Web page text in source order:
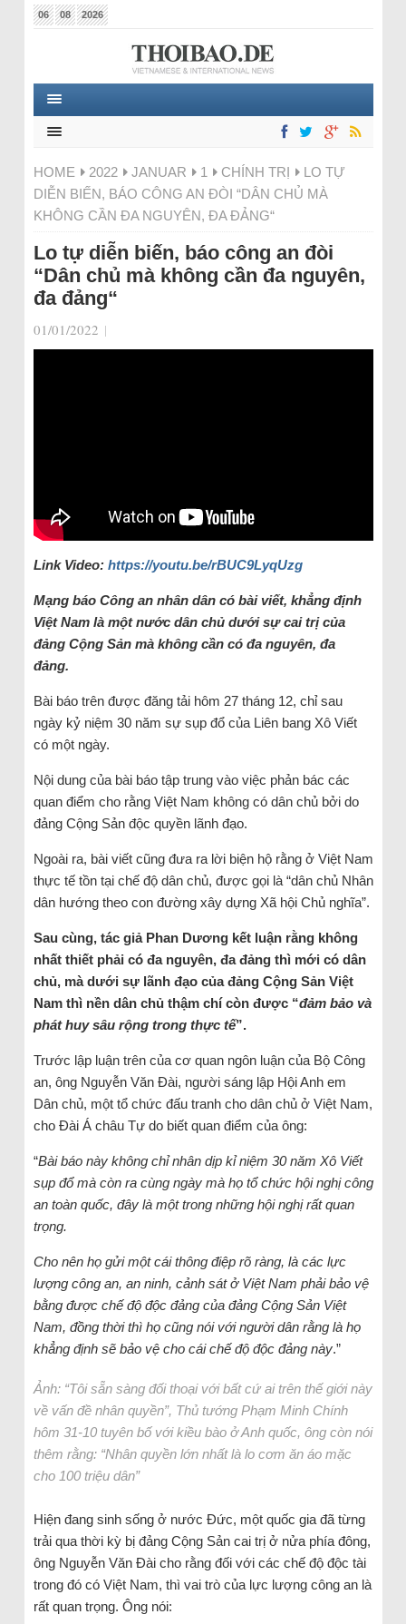
06 08 2026
HOME 2022 JANUAR 1 CHÍNH TRỊ
LO TỰ
DIỄN BIẾN, BÁO CÔNG AN ĐÒI “DÂN CHỦ MÀ
KHÔNG CẦN ĐA NGUYÊN, ĐA ĐẢNG“
Lo tự diễn biến, báo công an đòi
“Dân chủ mà không cần đa nguyên,
đa đảng“
01/01/2022 |
Link Video: https://youtu.be/rBUC9LyqUzg
Mạng báo Công an nhân dân có bài viết, khẳng định
Việt Nam là một nước dân chủ dưới sự cai trị của
đảng Cộng Sản mà không cần có đa nguyên, đa
đảng.
Bài báo trên được đăng tải hôm 27 tháng 12, chỉ sau
ngày kỷ niệm 30 năm sự sụp đổ của Liên bang Xô Viết
có một ngày.
Nội dung của bài báo tập trung vào việc phản bác các
quan điểm cho rằng Việt Nam không có dân chủ bởi do
đảng Cộng Sản độc quyền lãnh đạo.
Ngoài ra, bài viết cũng đưa ra lời biện hộ rằng ở Việt Nam
thực tế tồn tại chế độ dân chủ, được gọi là “dân chủ Nhân
dân hướng theo con đường xây dựng Xã hội Chủ nghĩa”.
Sau cùng, tác giả Phan Dương kết luận rằng không
nhất thiết phải có đa nguyên, đa đảng thì mới có dân
chủ, mà dưới sự lãnh đạo của đảng Cộng Sản Việt
Nam thì nền dân chủ thậm chí còn được “đảm bảo và
phát huy sâu rộng trong thực tế”.
Trước lập luận trên của cơ quan ngôn luận của Bộ Công
an, ông Nguyễn Văn Đài, người sáng lập Hội Anh em
Dân chủ, một tổ chức đấu tranh cho dân chủ ở Việt Nam,
cho Đài Á châu Tự do biết quan điểm của ông:
“Bài báo này không chỉ nhân dịp kỉ niệm 30 năm Xô Viết
sụp đổ mà còn ra cùng ngày mà họ tổ chức hội nghị công
an toàn quốc, đây là một trong những hội nghị rất quan
trọng.
Cho nên họ gửi một cái thông điệp rõ ràng, là các lực
lượng công an, an ninh, cảnh sát ở Việt Nam phải bảo vệ
bằng được chế độ độc đảng của đảng Cộng Sản Việt
Nam, đồng thời thì họ cũng nói với người dân rằng là họ
khẳng định sẽ bảo vệ cho cái chế độ độc đảng này.”
Ảnh: “Tôi sẵn sàng đối thoại với bất cứ ai trên thế giới này
về vấn đề nhân quyền”, Thủ tướng Phạm Minh Chính
hôm 31-10 tuyên bố với kiều bào ở Anh quốc, ông còn nói
thêm rằng: “Nhân quyền lớn nhất là lo cơm ăn áo mặc
cho 100 triệu dân”
Hiện đang sinh sống ở nước Đức, một quốc gia đã từng
trải qua thời kỳ bị đảng Cộng Sản cai trị ở nửa phía đông,
ông Nguyễn Văn Đài cho rằng đối với các chế độ độc tài
trong đó có Việt Nam, thì vai trò của lực lượng công an là
rất quan trọng. Ông nói: